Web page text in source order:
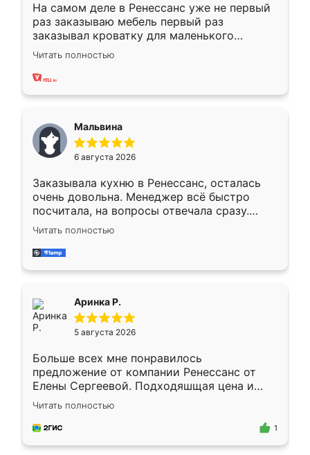
На самом деле в Ренессанс уже не первый
раз заказываю мебель первый раз
заказывал кроватку для маленького
ребёнка при его рождении ,во второй раз
заказал шкаф-купе. По качеству очень
хорошее сборка достаточно быстрая,
меньше, здесь же он более разнообразный.
Мне нравится ,если что-то потребуется из
мебели буду заказывать только здесь.
Читать полностью
Мальвина
6 августа 2026
Заказывала кухню в Ренессанс, осталась
очень довольна. Менеджер всё быстро
посчитала, на вопросы отвечала сразу.
Замерщик приехал в субботу, подошёл к
делу со всей ответственностью. Собрали
за день, ребята работали аккуратно, даже
Читать полностью
Аринка Р.
5 августа 2026
Больше всех мне понравилось
предложение от компании Ренессанс от
Елены Сергеевой. Подходяшщая цена и
короткие сроки изготовления. Приехавший
для замера сотрудник Владислав
предложил по моему эскизу самый
Читать полностью
1